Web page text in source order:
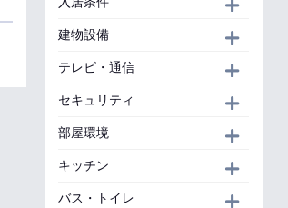
建物設備
テレビ・通信
セキュリティ
部屋環境
キッチン
バス・トイレ